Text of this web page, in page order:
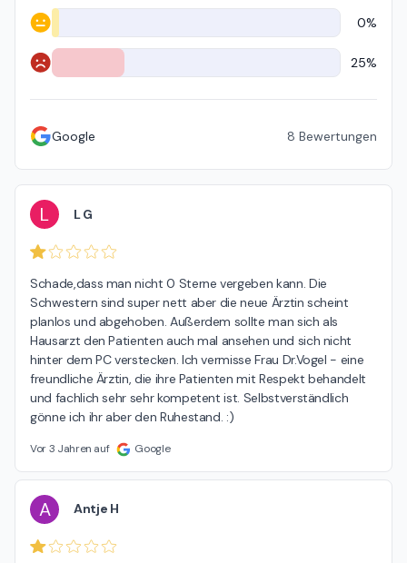
Neutral 0%
Negativ 25%
Google 8 Bewertungen
L L G
Schade,dass man nicht 0 Sterne vergeben kann. Die
Schwestern sind super nett aber die neue Ärztin scheint
planlos und abgehoben. Außerdem sollte man sich als
Hausarzt den Patienten auch mal ansehen und sich nicht
hinter dem PC verstecken. Ich vermisse Frau Dr.Vogel - eine
freundliche Ärztin, die ihre Patienten mit Respekt behandelt
und fachlich sehr sehr kompetent ist. Selbstverständlich
gönne ich ihr aber den Ruhestand. :)
Vor 3 Jahren auf Google
A Antje H